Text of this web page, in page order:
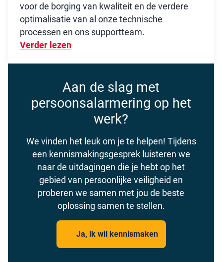
voor de borging van kwaliteit en de verdere
optimalisatie van al onze technische
processen en ons supportteam.
Verder lezen
Aan de slag met
persoonsalarmering op het
werk?
We vinden het leuk om je te helpen! Tijdens
een kennismakingsgesprek luisteren we
naar de uitdagingen die je hebt op het
gebied van persoonlijke veiligheid en
proberen we samen met jou de beste
oplossing samen te stellen.
Ja, ik wil kennismaken